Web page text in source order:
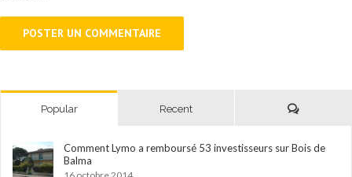
Popular Recent Comments
Comment Lymo a remboursé 53 investisseurs sur Bois de
Balma